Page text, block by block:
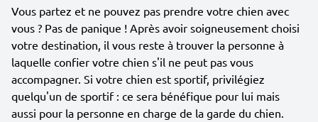
Vous partez et ne pouvez pas prendre votre chien avec
vous ? Pas de panique ! Après avoir soigneusement choisi
votre destination, il vous reste à trouver la personne à
laquelle confier votre chien s'il ne peut pas vous
accompagner. Si votre chien est sportif, privilégiez
quelqu'un de sportif : ce sera bénéfique pour lui mais
aussi pour la personne en charge de la garde du chien.